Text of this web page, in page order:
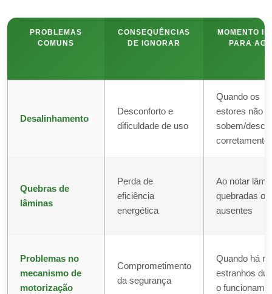
PROBLEMAS
COMUNS
CONSEQUÊNCIAS
DE IGNORAR
MOMENTO
PARA
Desalinhamento
Desconforto e
dificuldade de uso
Quando os
estores não
sobem/
corretamente
Quebras de
lâminas
Perda de
eficiência
energética
Ao notar
quebradas ou
ausentes
Problemas no
mecanismo de
motorização
Comprometimento
da segurança
Quando há
estranhos
o